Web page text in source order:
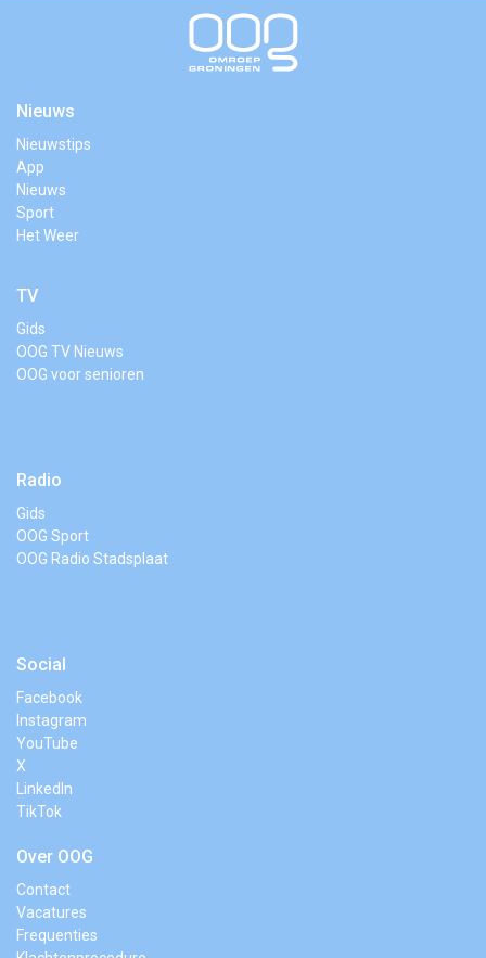
Nieuws
Nieuwstips
App
Nieuws
Sport
Het Weer
TV
Gids
OOG TV Nieuws
OOG voor senioren
Radio
Gids
OOG Sport
OOG Radio Stadsplaat
Social
Facebook
Instagram
YouTube
X
LinkedIn
TikTok
Over OOG
Contact
Vacatures
Frequenties